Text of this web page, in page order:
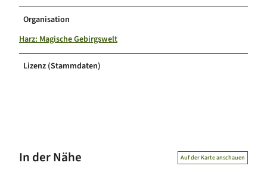
Organisation
Harz: Magische Gebirgswelt
Lizenz (Stammdaten)
In der Nähe Auf der Karte anschauen